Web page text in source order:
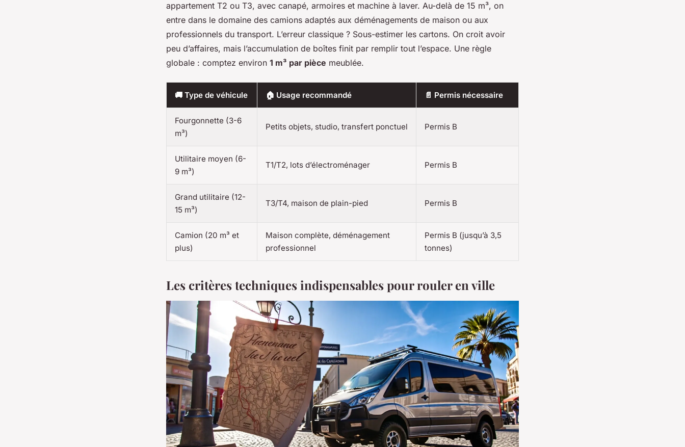
appartement T2 ou T3, avec canapé, armoires et machine à laver. Au-delà de 15 m³, on
entre dans le domaine des camions adaptés aux déménagements de maison ou aux
professionnels du transport. L’erreur classique ? Sous-estimer les cartons. On croit avoir
peu d’affaires, mais l’accumulation de boîtes finit par remplir tout l’espace. Une règle
globale : comptez environ 1 m³ par pièce meublée.
🚚 Type de véhicule 🏠 Usage recommandé 📄 Permis nécessaire
Fourgonnette (3-6
m³)
Petits objets, studio, transfert ponctuel Permis B
Utilitaire moyen (6-
9 m³)
T1/T2, lots d’électroménager Permis B
Grand utilitaire (12-
15 m³)
T3/T4, maison de plain-pied Permis B
Camion (20 m³ et
plus)
Maison complète, déménagement
professionnel
Permis B (jusqu’à 3,5
tonnes)
Les critères techniques indispensables pour rouler en ville